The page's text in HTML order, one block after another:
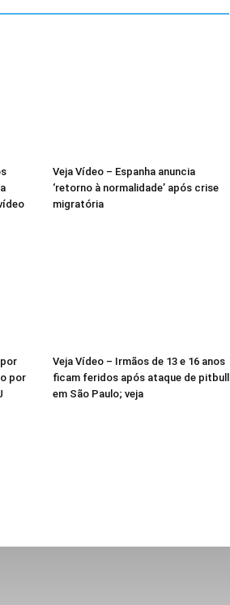
Veja Vídeo – Espanha anuncia
‘retorno à normalidade’ após crise
migratória
por
Veja Vídeo – Irmãos de 13 e 16 anos
ficam feridos após ataque de pitbull
em São Paulo; veja